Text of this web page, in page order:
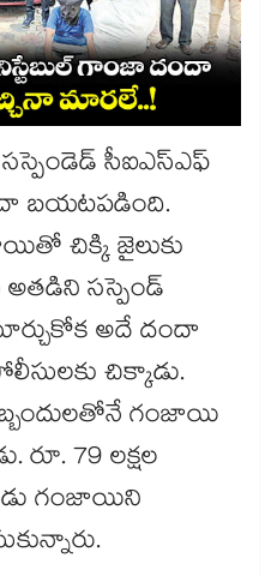
సస్పెండెడ్​ సీఐఎస్ఎఫ్ ​
బయటపడింది.
చిక్కి జైలుకు
అతడిని సస్పెండ్​
అదే దందా
చిక్కాడు.
గంజాయి
79 లక్షల
గంజాయిని